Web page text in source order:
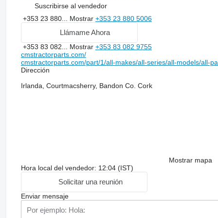
Suscribirse al vendedor
+353 23 880... Mostrar +353 23 880 5006
Llámame Ahora
+353 83 082... Mostrar +353 83 082 9755
cmstractorparts.com/
cmstractorparts.com/part/1/all-makes/all-series/all-models/all-
Dirección
Irlanda, Courtmacsherry, Bandon Co. Cork
Mostrar mapa
Hora local del vendedor: 12:04 (IST)
Solicitar una reunión
Enviar mensaje